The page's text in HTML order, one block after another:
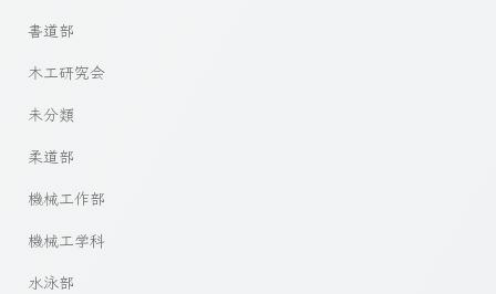
書道部
木工研究会
未分類
柔道部
機械工作部
機械工学科
水泳部